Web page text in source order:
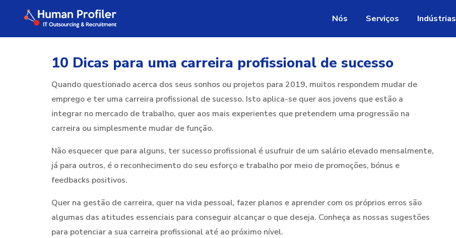
Nós Serviços Indústrias
10 Dicas para uma carreira profissional de sucesso
Quando questionado acerca dos seus sonhos ou projetos para 2019, muitos respondem mudar de
emprego e ter uma carreira profissional de sucesso. Isto aplica-se quer aos jovens que estão a
integrar no mercado de trabalho, quer aos mais experientes que pretendem uma progressão na
carreira ou simplesmente mudar de função.
Não esquecer que para alguns, ter sucesso profissional é usufruir de um salário elevado mensalmente,
já para outros, é o reconhecimento do seu esforço e trabalho por meio de promoções, bónus e
feedbacks positivos.
Quer na gestão de carreira, quer na vida pessoal, fazer planos e aprender com os próprios erros são
algumas das atitudes essenciais para conseguir alcançar o que deseja. Conheça as nossas sugestões
para potenciar a sua carreira profissional até ao próximo nível.